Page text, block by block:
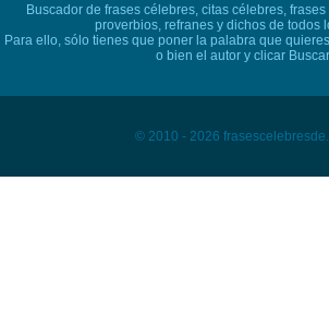
Buscador de frases célebres, citas célebres,
proverbios, refranes y dichos de todos
Para ello, sólo tienes que poner la palabra que
o bien el autor y clicar
© 2010 - 2026